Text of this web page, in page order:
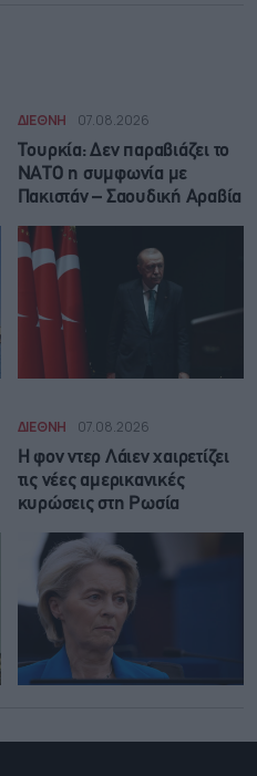
ΔΙΕΘΝΗ 07.08.2026
Τουρκία: Δεν παραβιάζει το
ΝΑΤΟ η συμφωνία με
Πακιστάν – Σαουδική Αραβία
ΔΙΕΘΝΗ 07.08.2026
Η φον ντερ Λάιεν χαιρετίζει
τις νέες αμερικανικές
κυρώσεις στη Ρωσία